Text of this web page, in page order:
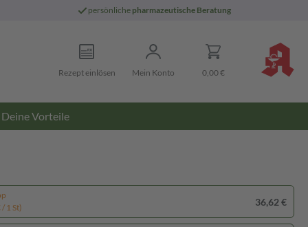
persönliche pharmazeutische Beratung
Rezept einlösen Mein Konto 0,00 €
Deine Vorteile
1 St)
36,62 €